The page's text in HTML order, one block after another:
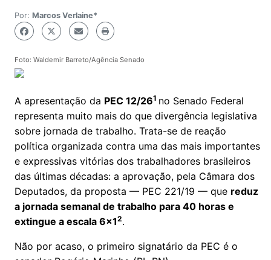
Por: Marcos Verlaine*
Foto: Waldemir Barreto/Agência Senado
A apresentação da PEC 12/261 no Senado Federal
representa muito mais do que divergência legislativa
sobre jornada de trabalho. Trata-se de reação
política organizada contra uma das mais importantes
e expressivas vitórias dos trabalhadores brasileiros
das últimas décadas: a aprovação, pela Câmara dos
Deputados, da proposta — PEC 221/19 — que reduz
a jornada semanal de trabalho para 40 horas e
extingue a escala 6x12.
Não por acaso, o primeiro signatário da PEC é o